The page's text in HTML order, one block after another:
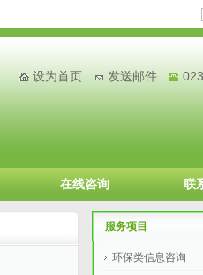
设为首页 发送邮件
在线咨询 联
服务项目
环保类信息咨询